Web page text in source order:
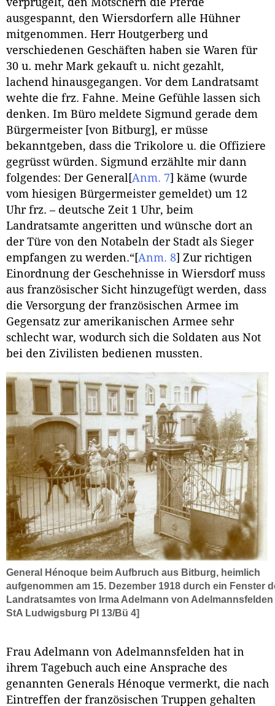
ausgespannt, den Wiersdorfern alle Hühner
mitgenommen. Herr Houtgerberg und
verschiedenen Geschäften haben sie Waren für
30 u. mehr Mark gekauft u. nicht gezahlt,
lachend hinausgegangen. Vor dem Landratsamt
wehte die frz. Fahne. Meine Gefühle lassen sich
denken. Im Büro meldete Sigmund gerade dem
Bürgermeister [von Bitburg], er müsse
bekanntgeben, dass die Trikolore u. die Offiziere
gegrüsst würden. Sigmund erzählte mir dann
folgendes: Der General [Anm. 7] käme (wurde
vom hiesigen Bürgermeister gemeldet) um 12
Uhr frz. – deutsche Zeit 1 Uhr, beim
Landratsamte angeritten und wünsche dort an
der Türe von den Notabeln der Stadt als Sieger
empfangen zu werden.“[Anm. 8] Zur richtigen
Einordnung der Geschehnisse in Wiersdorf muss
aus französischer Sicht hinzugefügt werden, dass
die Versorgung der französischen Armee im
Gegensatz zur amerikanischen Armee sehr
schlecht war, wodurch sich die Soldaten aus Not
bei den Zivilisten bedienen mussten.
General Hénoque beim Aufbruch aus Bitburg, heimlich
aufgenommen am 15. Dezember 1918 durch ein Fenster
Landratsamtes von Irma Adelmann von Adelmannsfelden
StA Ludwigsburg Pl 13/Bü 4]
Frau Adelmann von Adelmannsfelden hat in
ihrem Tagebuch auch eine Ansprache des
genannten Generals Hénoque vermerkt, die nach
Eintreffen der französischen Truppen gehalten